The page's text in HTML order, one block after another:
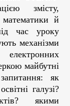
змісту,
математики й
час уроку
механізми
майбутні
як
галузі?
якими